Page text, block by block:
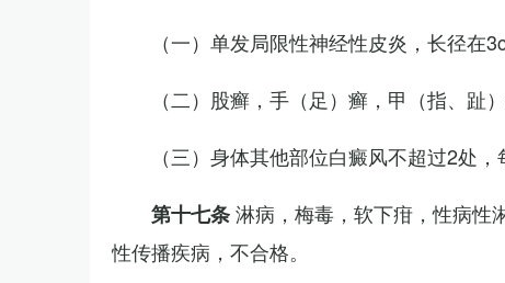
（一）单发局限性神经性皮炎，长径在
（二）股癣，手（足）癣，甲（指、趾
（三）身体其他部位白癜风不超过2处，
第十七条淋病，梅毒，软下疳，性病性
性传播疾病，不合格。